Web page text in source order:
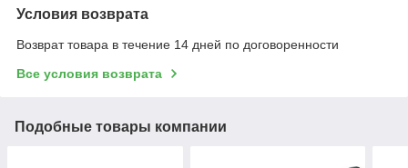
Условия возврата
Возврат товара в течение 14 дней по договоренности
Все условия возврата
Подобные товары компании